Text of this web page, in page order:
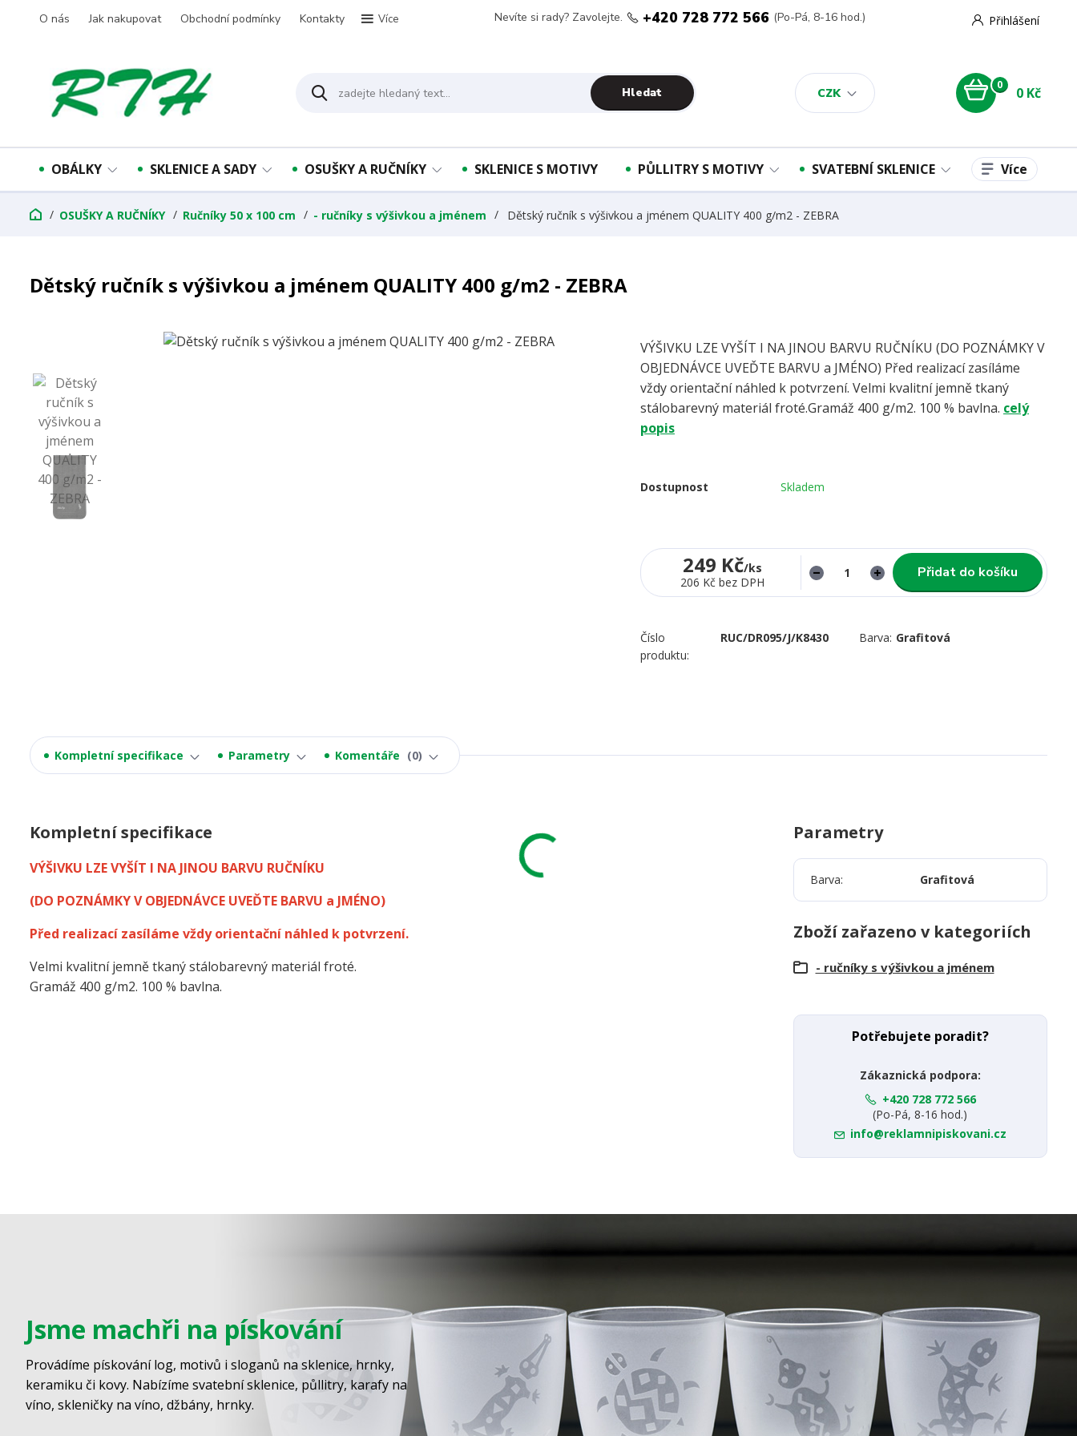
O nás Jak nakupovat Obchodní podmínky Kontakty Více
CZK
Přihlášení
Hledat
Nevíte si rady? Zavolejte. +420 728 772 566 (Po-Pá, 8-16 hod.)
0 0 Kč
OBÁLKY SKLENICE A SADY OSUŠKY A RUČNÍKY SKLENICE S MOTIVY PŮLLITRY S MOTIVY SVATEBNÍ SKLENICE Více
OSUŠKY A RUČNÍKY Ručníky 50 x 100 cm - ručníky s výšivkou a jménem Dětský ručník s výšivkou a jménem QUALITY 400 g/m2 - ZEBRA
Dětský ručník s výšivkou a jménem QUALITY 400 g/m2 - ZEBRA
VÝŠIVKU LZE VYŠÍT I NA JINOU BARVU RUČNÍKU (DO POZNÁMKY V
OBJEDNÁVCE UVEĎTE BARVU a JMÉNO) Před realizací zasíláme
vždy orientační náhled k potvrzení. Velmi kvalitní jemně tkaný
stálobarevný materiál froté.Gramáž 400 g/m2. 100 % bavlna. celý
popis
Dostupnost Skladem
249 Kč/ks
206 Kč bez DPH
Přidat do košíku
Číslo
produktu:
RUC/DR095/J/K8430 Barva: Grafitová
Kompletní specifikace Parametry Komentáře 0
Kompletní specifikace
VÝŠIVKU LZE VYŠÍT I NA JINOU BARVU RUČNÍKU
(DO POZNÁMKY V OBJEDNÁVCE UVEĎTE BARVU a JMÉNO)
Před realizací zasíláme vždy orientační náhled k potvrzení.
Velmi kvalitní jemně tkaný stálobarevný materiál froté.
Gramáž 400 g/m2. 100 % bavlna.
Parametry
Barva Grafitová
Zboží zařazeno v kategoriích
- ručníky s výšivkou a jménem
Potřebujete poradit?
Zákaznická podpora:
+420 728 772 566
(Po-Pá, 8-16 hod.)
info@reklamnipiskovani.cz
Jsme machři na pískování
Provádíme pískování log, motivů i sloganů na sklenice, hrnky,
keramiku či kovy. Nabízíme svatební sklenice, půllitry, karafy na
víno, skleničky na víno, džbány, hrnky.